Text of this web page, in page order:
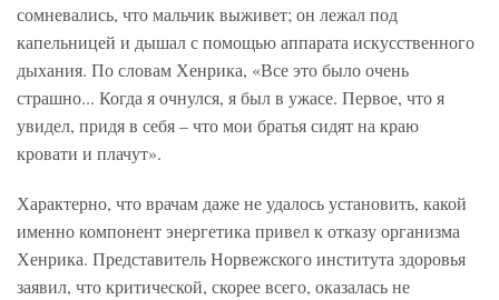
сомневались, что мальчик выживет; он лежал под
капельницей и дышал с помощью аппарата искусственного
дыхания. По словам Хенрика, «Все это было очень
страшно... Когда я очнулся, я был в ужасе. Первое, что я
увидел, придя в себя – что мои братья сидят на краю
кровати и плачут».
Характерно, что врачам даже не удалось установить, какой
именно компонент энергетика привел к отказу организма
Хенрика. Представитель Норвежского института здоровья
заявил, что критической, скорее всего, оказалась не